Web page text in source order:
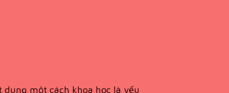
một cách khoa học là yếu